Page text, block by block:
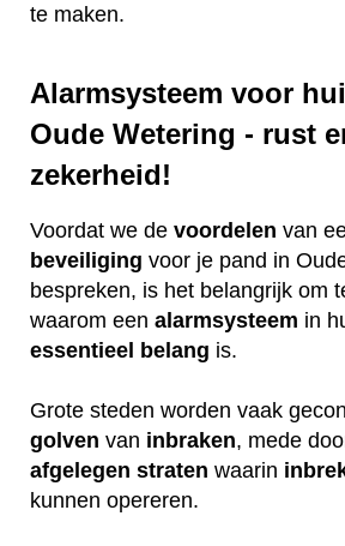
te maken.
Alarmsysteem voor
Oude Wetering - rust
zekerheid!
Voordat we de voordelen van
beveiliging voor je pand in
bespreken, is het belangrijk om
waarom een alarmsysteem in
essentieel belang is.
Grote steden worden vaak
golven van inbraken, mede
afgelegen straten waarin
kunnen opereren.